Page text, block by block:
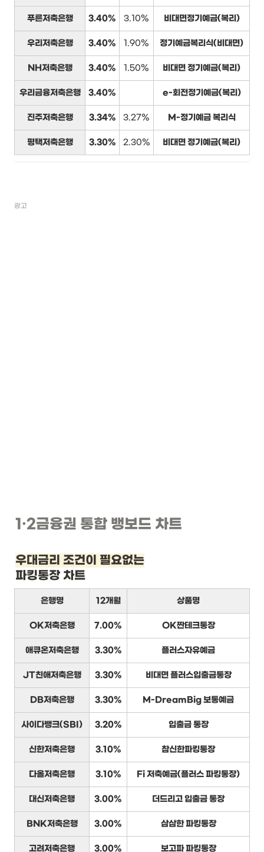
푸른저축은행 3.40% 3.10% 비대면정기예금(복리)
우리저축은행 3.40% 1.90% 정기예금복리식(비대면)
NH저축은행 3.40% 1.50% 비대면 정기예금(복리)
우리금융저축은행 3.40% e-회전정기예금(복리)
진주저축은행 3.34% 3.27% M-정기예금 복리식
평택저축은행 3.30% 2.30% 비대면 정기예금(복리)
광고
1 ·2금융권 통합 뱅보드 차트
우대금리 조건이 필요없는
파킹통장 차트
은행명 12개월 상품명
OK저축은행 7.00% OK짠테크통장
애큐온저축은행 3.30% 플러스자유예금
JT친애저축은행 3.30% 비대면 플러스입출금통장
DB저축은행 3.30% M-DreamBig 보통예금
사이다뱅크(SBI) 3.20% 입출금 통장
신한저축은행 3.10% 참신한파킹통장
다올저축은행 3.10% Fi 저축예금(플러스 파킹통장)
대신저축은행 3.00% 더드리고 입출금 통장
BNK저축은행 3.00% 삼삼한 파킹통장
고려저축은행 3.00% 보고파 파킹통장